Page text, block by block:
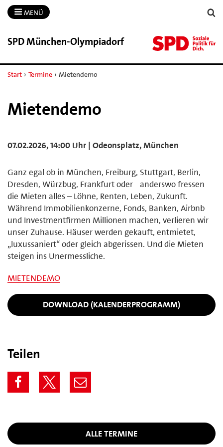
MENÜ
SPD München-​Olympiadorf
Start › Termine › Mietendemo
Mietendemo
07.02.2026, 14:00 Uhr | Odeonsplatz, München
Ganz egal ob in München, Freiburg, Stuttgart, Berlin,
Dresden, Würzbug, Frankfurt oder anderswo fressen
die Mieten alles – Löhne, Renten, Leben, Zukunft.
Während Immobilienkonzerne, Fonds, Banken, Airbnb
und Investmentfirmen Millionen machen, verlieren wir
unser Zuhause. Häuser werden gekauft, entmietet,
„luxussaniert“ oder gleich abgerissen. Und die Mieten
steigen ins Unermessliche.
MIETENDEMO
DOWNLOAD (KALENDERPROGRAMM)
Teilen
ALLE TERMINE